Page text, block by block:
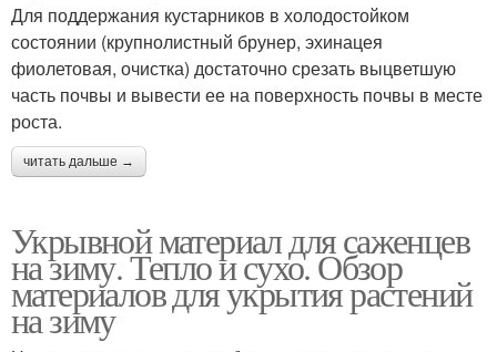
Для поддержания кустарников в холодостойком
состоянии (крупнолистный брунер, эхинацея
фиолетовая, очистка) достаточно срезать выцветшую
часть почвы и вывести ее на поверхность почвы в месте
роста.
читать дальше →
Укрывной материал для саженцев
на зиму. Тепло и сухо. Обзор
материалов для укрытия растений
на зиму